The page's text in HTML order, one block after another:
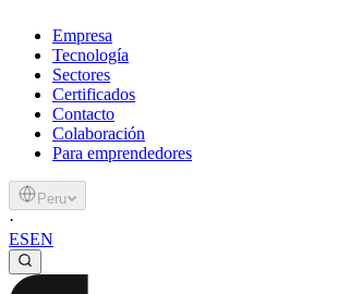
Empresa
Tecnología
Sectores
Certificados
Contacto
Colaboración
Para emprendedores
Peru
·
ESEN